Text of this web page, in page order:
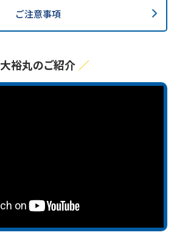
ご注意事項
大裕丸のご紹介